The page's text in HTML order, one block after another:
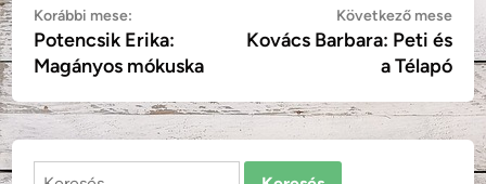
Bejegyzés
navigáció
Korábbi mese:
mese:
Potencsik Erika:
Magányos mókuska
Következő mese
Kovács Barbara: Peti és
a Télapó
Keresés: